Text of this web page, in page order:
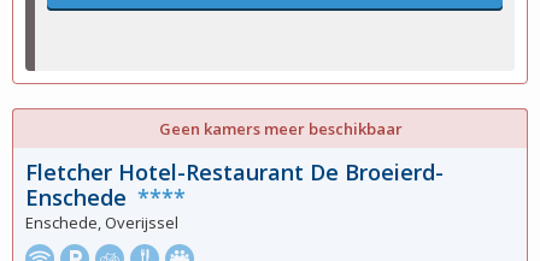
Geen kamers meer beschikbaar
Fletcher Hotel-Restaurant De Broeierd-
Enschede ****
Enschede, Overijssel